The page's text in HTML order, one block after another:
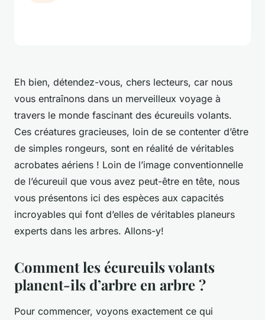
Eh bien, détendez-vous, chers lecteurs, car nous
vous entraînons dans un merveilleux voyage à
travers le monde fascinant des écureuils volants.
Ces créatures gracieuses, loin de se contenter d’être
de simples rongeurs, sont en réalité de véritables
acrobates aériens ! Loin de l’image conventionnelle
de l’écureuil que vous avez peut-être en tête, nous
vous présentons ici des espèces aux capacités
incroyables qui font d’elles de véritables planeurs
experts dans les arbres. Allons-y!
Comment les écureuils volants
planent-ils d’arbre en arbre ?
Pour commencer, voyons exactement ce qui